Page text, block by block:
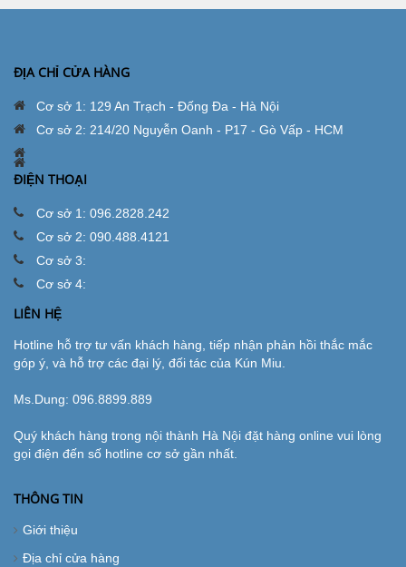
ĐỊA CHỈ CỬA HÀNG
Cơ sở 1: 129 An Trạch - Đống Đa - Hà Nội
Cơ sở 2: 214/20 Nguyễn Oanh - P17 - Gò Vấp - HCM
ĐIỆN THOẠI
Cơ sở 1: 096.2828.242
Cơ sở 2: 090.488.4121
Cơ sở 3:
Cơ sở 4:
LIÊN HỆ
Hotline hỗ trợ tư vấn khách hàng, tiếp nhận phản hồi thắc mắc
góp ý, và hỗ trợ các đại lý, đối tác của Kún Miu.
Ms.Dung: 096.8899.889
Quý khách hàng trong nội thành Hà Nội đặt hàng online vui lòng
gọi điện đến số hotline cơ sở gần nhất.
THÔNG TIN
Giới thiệu
Địa chỉ cửa hàng